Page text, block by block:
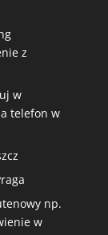
z
w
telefon w
np.
w